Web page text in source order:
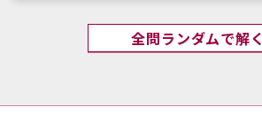
全問ランダムで解く